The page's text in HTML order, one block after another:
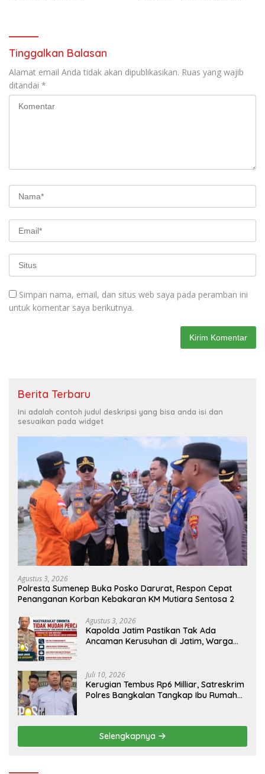
Tinggalkan Balasan
Alamat email Anda tidak akan dipublikasikan. Ruas yang wajib
ditandai *
Simpan nama, email, dan situs web saya pada peramban ini
untuk komentar saya berikutnya.
Berita Terbaru
Ini adalah contoh judul deskripsi yang bisa anda isi dan
sesuaikan pada widget
Agustus 3, 2026
Polresta Sumenep Buka Posko Darurat, Respon Cepat
Penanganan Korban Kebakaran KM Mutiara Sentosa 2
Agustus 3, 2026
Kapolda Jatim Pastikan Tak Ada
Ancaman Kerusuhan di Jatim, Warga
Juli 10, 2026
Kerugian Tembus Rp6 Milliar, Satreskrim
Polres Bangkalan Tangkap Ibu Rumah
Selengkapnya